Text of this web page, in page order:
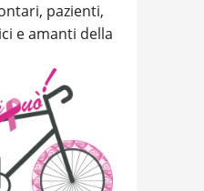
pazienti,
e amanti della